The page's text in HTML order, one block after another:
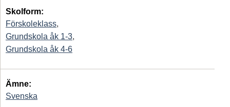
Skolform:
Förskoleklass,
Grundskola åk 1-3,
Grundskola åk 4-6
Ämne:
Svenska